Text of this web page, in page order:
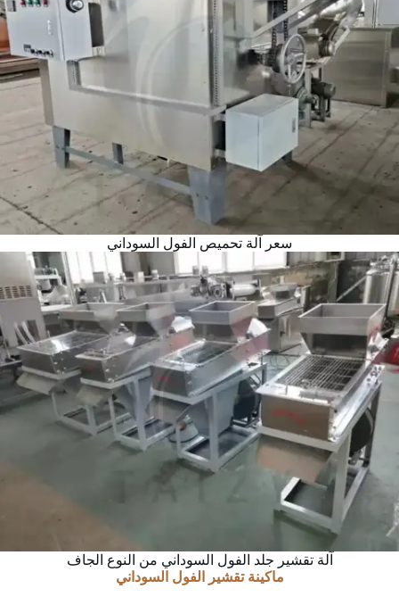
سعر آلة تحميص الفول السوداني
آلة تقشير جلد الفول السوداني من النوع الجاف
ماكينة تقشير الفول السوداني